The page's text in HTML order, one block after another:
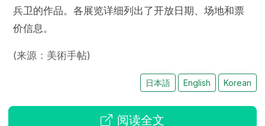
兵卫的作品。各展览详细列出了开放日期、场地和票
价信息。
(来源：美術手帖)
日本語 English Korean
阅读全文